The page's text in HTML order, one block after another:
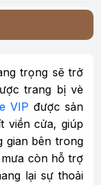
trọng sẽ trở
trang bị vè
VIP được sản
viền cửa, giúp
gian bên trong
còn hỗ trợ
lại sự thoải